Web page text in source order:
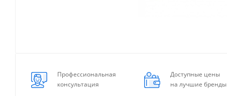
Профессиональная
консультация
Доступные цены
на лучшие бренды